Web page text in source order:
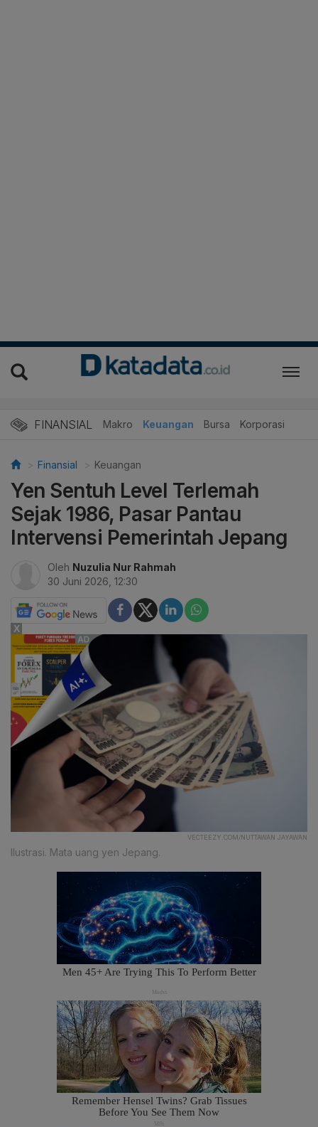
FINANSIAL Makro Keuangan Bursa Korporasi
Finansial Keuangan
Yen Sentuh Level Terlemah
Sejak 1986, Pasar Pantau
Intervensi Pemerintah Jepang
Oleh Nuzulia Nur Rahmah
30 Juni 2026, 12:30
VECTEEZY.COM/NUTTAWAN JAYAWAN
Ilustrasi. Mata uang yen Jepang.
X